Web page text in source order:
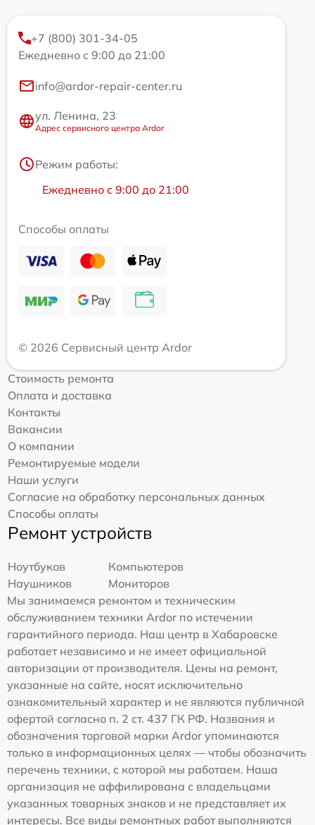
+7 (800) 301-34-05
Ежедневно с 9:00 до 21:00
info@ardor-repair-center.ru
ул. Ленина, 23
Адрес сервисного центра Ardor
Режим работы:
Ежедневно с 9:00 до 21:00
Способы оплаты
© 2026 Сервисный центр Ardor
Стоимость ремонта
Оплата и доставка
Контакты
Вакансии
О компании
Ремонтируемые модели
Наши услуги
Согласие на обработку персональных данных
Способы оплаты
Ремонт устройств
Ноутбуков
Компьютеров
Наушников
Мониторов
Мы занимаемся ремонтом и техническим
обслуживанием техники Ardor по истечении
гарантийного периода. Наш центр в Хабаровске
работает независимо и не имеет официальной
авторизации от производителя. Цены на ремонт,
указанные на сайте, носят исключительно
ознакомительный характер и не являются публичной
офертой согласно п. 2 ст. 437 ГК РФ. Названия и
обозначения торговой марки Ardor упоминаются
только в информационных целях — чтобы обозначить
перечень техники, с которой мы работаем. Наша
организация не аффилирована с владельцами
указанных товарных знаков и не представляет их
интересы. Все виды ремонтных работ выполняются